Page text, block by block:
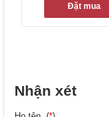
Đặt mua
Nhận xét